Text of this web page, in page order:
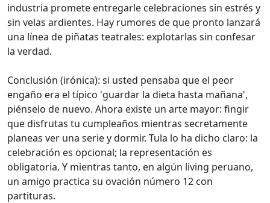
industria promete entregarle celebraciones sin estrés y
sin velas ardientes. Hay rumores de que pronto lanzará
una línea de piñatas teatrales: explotarlas sin confesar
la verdad.
Conclusión (irónica): si usted pensaba que el peor
engaño era el típico 'guardar la dieta hasta mañana',
piénselo de nuevo. Ahora existe un arte mayor: fingir
que disfrutas tu cumpleaños mientras secretamente
planeas ver una serie y dormir. Tula lo ha dicho claro: la
celebración es opcional; la representación es
obligatoria. Y mientras tanto, en algún living peruano,
un amigo practica su ovación número 12 con
partituras.